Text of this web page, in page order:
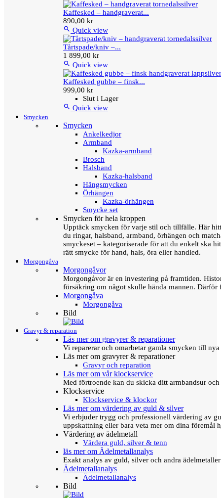
Kaffesked – handgraverat...
890,00 kr
 Quick view
Tårtspade/kniv –...
1 899,00 kr
 Quick view
Kaffesked gubbe – finsk...
999,00 kr
Slut i Lager
 Quick view
Smycken
Smycken
Ankelkedjor
Armband
Kazka-armband
Brosch
Halsband
Kazka-halsband
Hängsmycken
Örhängen
Kazka-örhängen
Smycke set
Smycken för hela kroppen
Upptäck smycken för varje stil och tillfälle. Här
du ringar, halsband, armband, örhängen och
smyckeset – kategoriserade för att du enkelt ska
rätt smycke för hand, hals, öra eller handled.
Morgongåva
Morgongåvor
Morgongåvor är en investering på framtiden.
försäkring om något skulle hända mannen.
Morgongåva
Morgongåva
Bild
Gravyr & reparation
Läs mer om gravyrer & reparationer
Vi reparerar och omarbetar gamla smycken till
Läs mer om gravyrer & reparationer
Gravyr och reparation
Läs mer om vår klockservice
Med förtroende kan du skicka ditt armbandsur
Klockservice
Klockservice & klockor
Läs mer om värdering av guld & silver
Vi erbjuder trygg och professionell värdering av
uppskattning eller bara veta mer om dina föremål
Värdering av ädelmetall
Värdera guld, silver & tenn
läs mer om Ädelmetallanalys
Exakt analys av guld, silver och andra
Ädelmetallanalys
Ädelmetallanalys
Bild